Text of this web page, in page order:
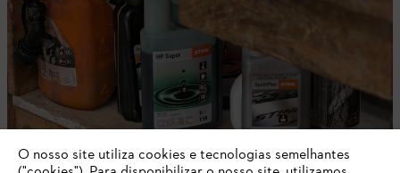
O nosso site utiliza cookies e tecnologias semelhantes